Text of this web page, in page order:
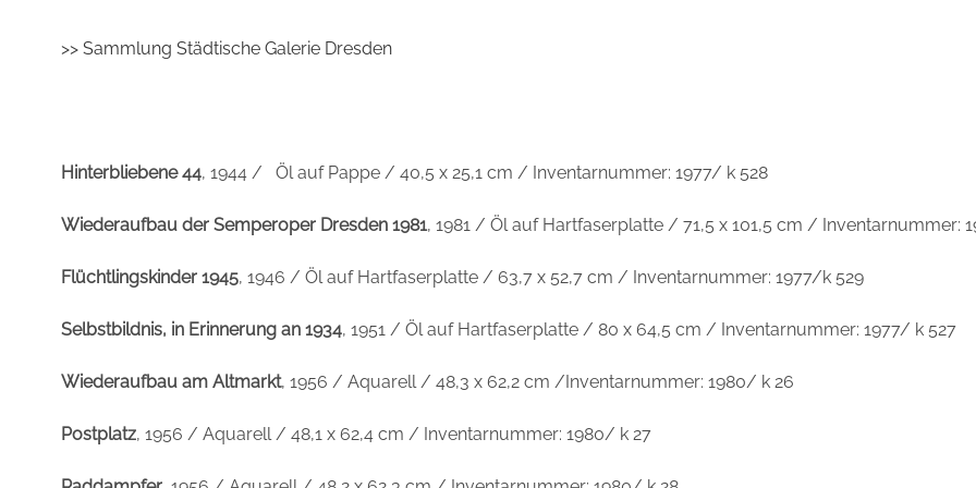
>> Sammlung Städtische Galerie Dresden
Hinterbliebene 44, 1944 / Öl auf Pappe / 40,5 x 25,1 cm / Inventarnummer: 1977/ k 528
Wiederaufbau der Semperoper Dresden 1981, 1981 / Öl auf Hartfaserplatte / 71,5 x 101,5 cm / Inventarnummer:
Flüchtlingskinder 1945, 1946 / Öl auf Hartfaserplatte / 63,7 x 52,7 cm / Inventarnummer: 1977/k 529
Selbstbildnis, in Erinnerung an 1934, 1951 / Öl auf Hartfaserplatte / 80 x 64,5 cm / Inventarnummer: 1977/ k 527
Wiederaufbau am Altmarkt, 1956 / Aquarell / 48,3 x 62,2 cm /Inventarnummer: 1980/ k 26
Postplatz, 1956 / Aquarell / 48,1 x 62,4 cm / Inventarnummer: 1980/ k 27